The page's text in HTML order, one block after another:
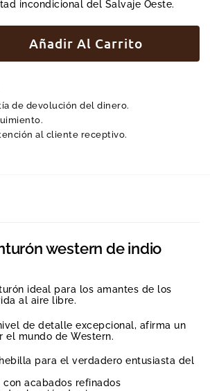
incondicional del Salvaje Oeste.
Añadir Al Carrito
de devolución del dinero.
al cliente receptivo.
western de indio
ideal para los amantes de los
al aire libre.
de detalle excepcional, afirma un
el mundo de Western.
para el verdadero entusiasta del
con acabados refinados